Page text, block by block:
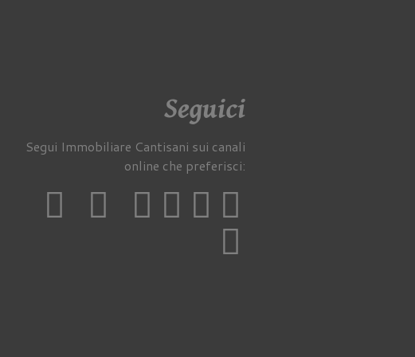
Seguici
Segui Immobiliare Cantisani sui canali
online che preferisci: